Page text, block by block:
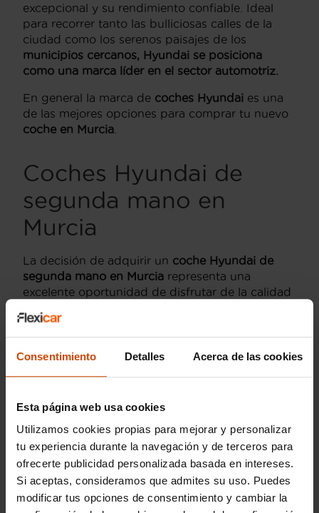
Consentimiento Detalles Acerca de las cookies
Esta página web usa cookies
Utilizamos cookies propias para mejorar y personalizar
tu experiencia durante la navegación y de terceros para
ofrecerte publicidad personalizada basada en intereses.
Si aceptas, consideramos que admites su uso. Puedes
modificar tus opciones de consentimiento y cambiar la
excepcional y su rendimiento confiable. Ideal
para recorrer tanto las bulliciosas calles de la
ciudad como los serenos paisajes de los
municipios cercanos, Hyundai se posiciona
como una marca líder en el sector automotriz.
En general la marca de coches Hyundai es una
de las mejores opciones para comprar tu nuevo
coche en Murcia
Coches Hyundai de
segunda mano en
Murcia
La decisión de adquirir un coche Hyundai de
segunda mano en Murcia representa una
excelente oportunidad de disfrutar de la calidad
accesible.
selección devehículos Hyundai usados,cada
uno sometido a rigurosas inspecciones para
por un vehículo que combina perfectamente la
funcionalidad y el diseño, a un costo más
económico.
Mejores modelos de
coches Hyundai en